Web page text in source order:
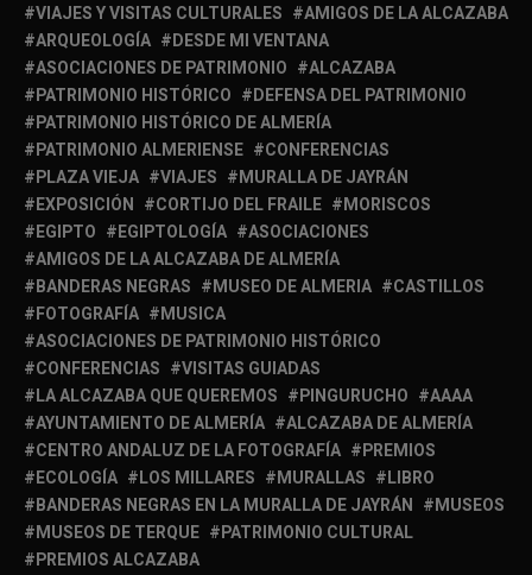
VIAJES Y VISITAS CULTURALES
AMIGOS DE LA ALCAZABA
ARQUEOLOGÍA
DESDE MI VENTANA
ASOCIACIONES DE PATRIMONIO
ALCAZABA
PATRIMONIO HISTÓRICO
DEFENSA DEL PATRIMONIO
PATRIMONIO HISTÓRICO DE ALMERÍA
PATRIMONIO ALMERIENSE
CONFERENCIAS
PLAZA VIEJA
VIAJES
MURALLA DE JAYRÁN
EXPOSICIÓN
CORTIJO DEL FRAILE
MORISCOS
EGIPTO
EGIPTOLOGÍA
ASOCIACIONES
AMIGOS DE LA ALCAZABA DE ALMERÍA
BANDERAS NEGRAS
MUSEO DE ALMERIA
CASTILLOS
FOTOGRAFÍA
MUSICA
ASOCIACIONES DE PATRIMONIO HISTÓRICO
CONFERENCIAS
VISITAS GUIADAS
LA ALCAZABA QUE QUEREMOS
PINGURUCHO
AAAA
AYUNTAMIENTO DE ALMERÍA
ALCAZABA DE ALMERÍA
CENTRO ANDALUZ DE LA FOTOGRAFÍA
PREMIOS
ECOLOGÍA
LOS MILLARES MURALLAS
LIBRO
BANDERAS NEGRAS EN LA MURALLA DE JAYRÁN
MUSEOS
MUSEOS DE TERQUE
PATRIMONIO CULTURAL
PREMIOS ALCAZABA